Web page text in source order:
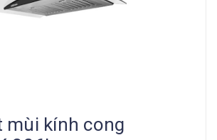
mùi kính cong